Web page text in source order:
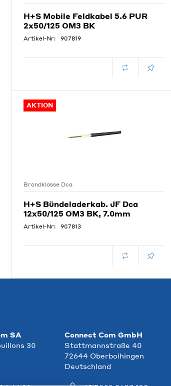
H+S Mobile Feldkabel 5.6 PUR
2x50/125 OM3 BK
Artikel-Nr: 907819
AKTION
Brandklasse Dca
H+S Bündeladerkab. JF Dca
12x50/125 OM3 BK, 7.0mm
Artikel-Nr: 907813
SA
30
Connect Com GmbH
Stattmannstraße 40
72644 Oberboihingen
Deutschland